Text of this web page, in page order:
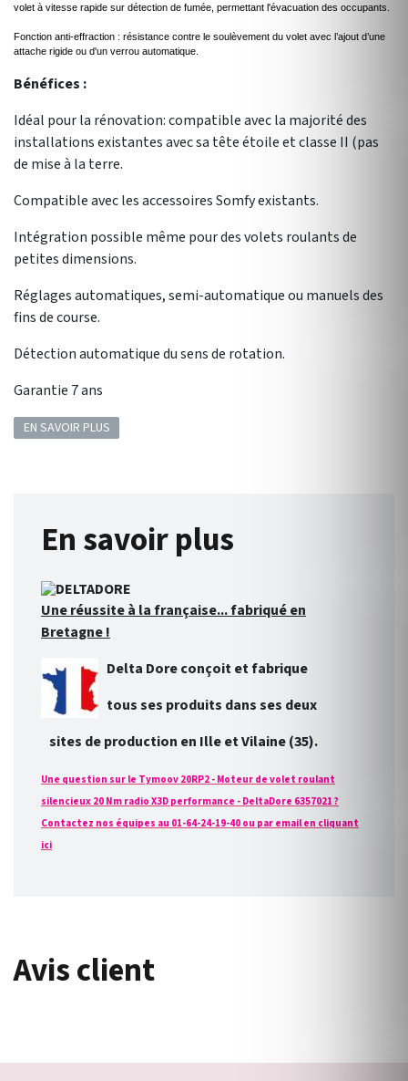
volet à vitesse rapide sur détection de fumée, permettant l'évacuation des occupants.
Fonction anti-effraction : résistance contre le soulèvement du volet avec l’ajout d’une
attache rigide ou d'un verrou automatique.
Bénéfices :
Idéal pour la rénovation: compatible avec la majorité des
installations existantes avec sa tête étoile et classe II (pas
de mise à la terre.
Compatible avec les accessoires Somfy existants.
Intégration possible même pour des volets roulants de
petites dimensions.
Réglages automatiques, semi-automatique ou manuels des
fins de course.
Détection automatique du sens de rotation.
Garantie 7 ans
EN SAVOIR PLUS
En savoir plus
Une réussite à la française... fabriqué en
Bretagne !
Delta Dore conçoit et fabrique
tous ses produits dans ses deux
sites de production en Ille et Vilaine (35).
Une question sur le Tymoov 20RP2 - Moteur de volet roulant
silencieux 20 Nm radio X3D performance - DeltaDore 6357021 ?
Contactez nos équipes au 01-64-24-19-40 ou par email en cliquant
ici
Avis client